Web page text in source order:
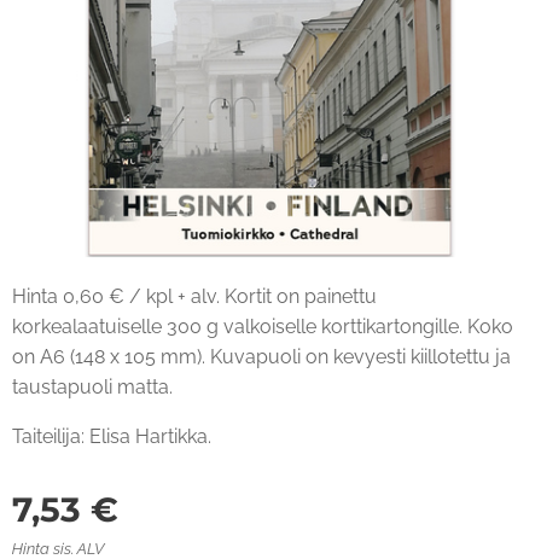
Hinta 0,60 € / kpl + alv. Kortit on painettu
korkealaatuiselle 300 g valkoiselle korttikartongille. Koko
on A6 (148 x 105 mm). Kuvapuoli on kevyesti kiillotettu ja
taustapuoli matta.
Taiteilija: Elisa Hartikka.
7,53 €
Hinta sis. ALV